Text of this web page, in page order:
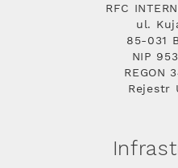
RFC
ul.
85-031
NIP
REGON
Rejestr